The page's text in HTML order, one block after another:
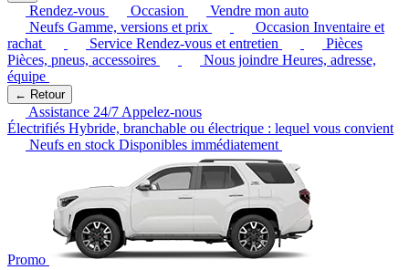
Rendez-vous Occasion
Vendre mon auto
Neufs Gamme, versions et prix Occasion Inventaire et
rachat
Service Rendez-vous et entretien
Pièces
Pièces, pneus, accessoires
Nous joindre Heures, adresse,
équipe
← Retour
Assistance 24/7 Appelez-nous
Électrifiés Hybride, branchable ou électrique : lequel vous convient
Neufs en stock Disponibles immédiatement
Promo